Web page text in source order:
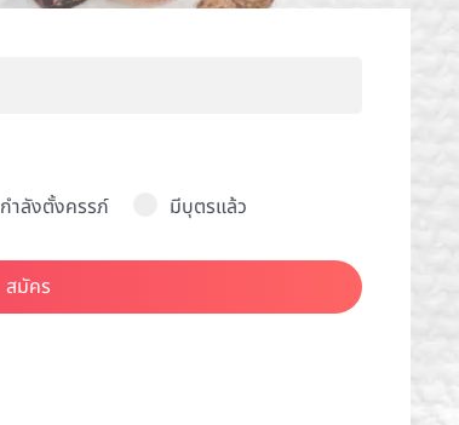
กำลังตั้งครรภ์ มีบุตรแล้ว
สมัคร